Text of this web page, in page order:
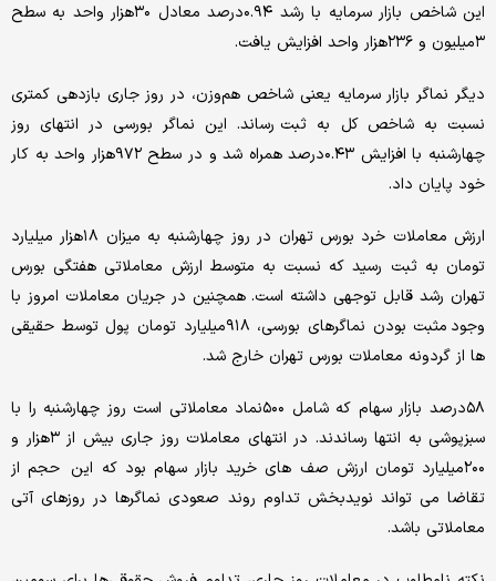
این شاخص بازار سرمایه با رشد ۰.۹۴درصد معادل ۳۰هزار واحد به سطح
۳میلیون و ۲۳۶هزار واحد افزایش یافت.
دیگر نماگر بازار سرمایه یعنی شاخص هم‌وزن، در روز جاری بازدهی کمتری
نسبت به شاخص کل به ثبت رساند. این نماگر بورسی در انتهای روز
چهارشنبه با افزایش ۰.۴۳درصد همراه شد و در سطح ۹۷۲هزار واحد به کار
خود پایان داد.
ارزش معاملات خرد بورس تهران در روز چهارشنبه به میزان ۱۸هزار میلیارد
تومان به ثبت رسید که نسبت به متوسط ارزش معاملاتی هفتگی بورس
تهران رشد قابل توجهی داشته است. همچنین در جریان معاملات امروز با
وجود مثبت بودن نماگرهای بورسی، ۹۱۸میلیارد تومان پول توسط حقیقی
ها از گردونه معاملات بورس تهران خارج شد.
۵۸درصد بازار سهام که شامل ۵۰۰نماد معاملاتی است روز چهارشنبه را با
سبزپوشی به انتها رساندند. در انتهای معاملات روز جاری بیش از ۳هزار و
۲۰۰میلیارد تومان ارزش صف های خرید بازار سهام بود که این حجم از
تقاضا می تواند نویدبخش تداوم روند صعودی نماگرها در روزهای آتی
معاملاتی باشد.